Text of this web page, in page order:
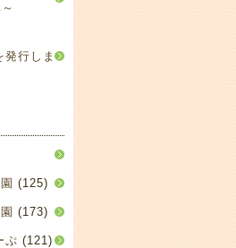
～
発行しま
(125)
(173)
ぷ (121)